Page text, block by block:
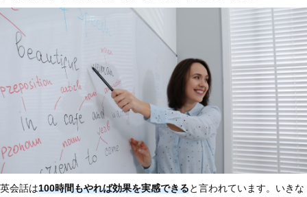
英会話は100時間もやれば効果を実感できると言われています。いきな